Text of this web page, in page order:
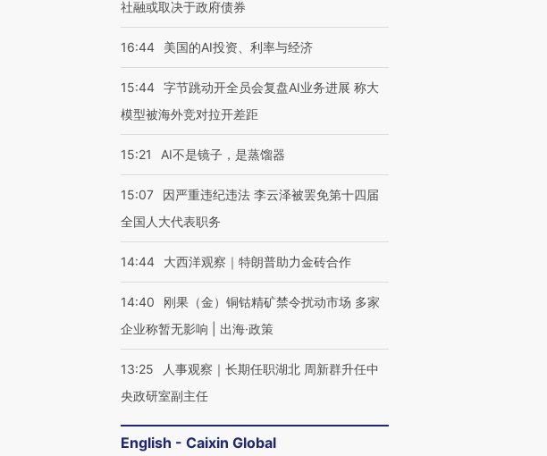
社融或取决于政府债券
16:44 美国的AI投资、利率与经济
15:44 字节跳动开全员会复盘AI业务进展 称大
模型被海外竞对拉开差距
15:21 AI不是镜子，是蒸馏器
15:07
因严重违纪违法 李云泽被罢免第十四届
全国人大代表职务
14:44 大西洋观察｜特朗普助力金砖合作
14:40
刚果（金）铜钴精矿禁令扰动市场 多家
企业称暂无影响 | 出海·政策
13:25
人事观察｜长期任职湖北 周新群升任中
央政研室副主任
English - Caixin Global